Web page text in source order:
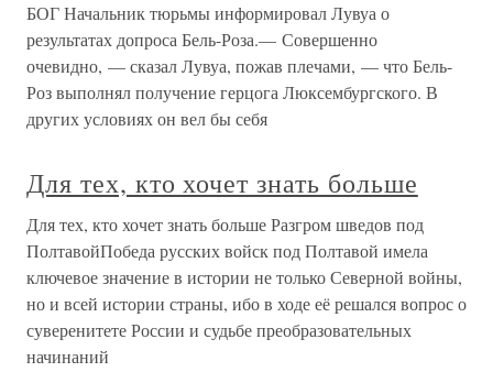
БОГ Начальник тюрьмы информировал Лувуа о
результатах допроса Бель-Роза.— Совершенно
очевидно, — сказал Лувуа, пожав плечами, — что Бель-
Роз выполнял получение герцога Люксембургского. В
других условиях он вел бы себя
Для тех, кто хочет знать больше
Для тех, кто хочет знать больше Разгром шведов под
ПолтавойПобеда русских войск под Полтавой имела
ключевое значение в истории не только Северной войны,
но и всей истории страны, ибо в ходе её решался вопрос о
суверенитете России и судьбе преобразовательных
начинаний